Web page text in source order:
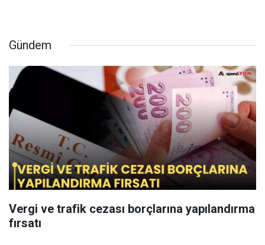
Gündem
Vergi ve trafik cezası borçlarına yapılandırma
fırsatı